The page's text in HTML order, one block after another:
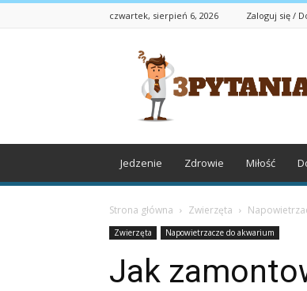
czwartek, sierpień 6, 2026 Zaloguj się /
3pytania.pl
Jedzenie Zdrowie Miłość
Strona główna Zwierzęta
Zwierzęta Napowietrzacze do akwarium
Jak